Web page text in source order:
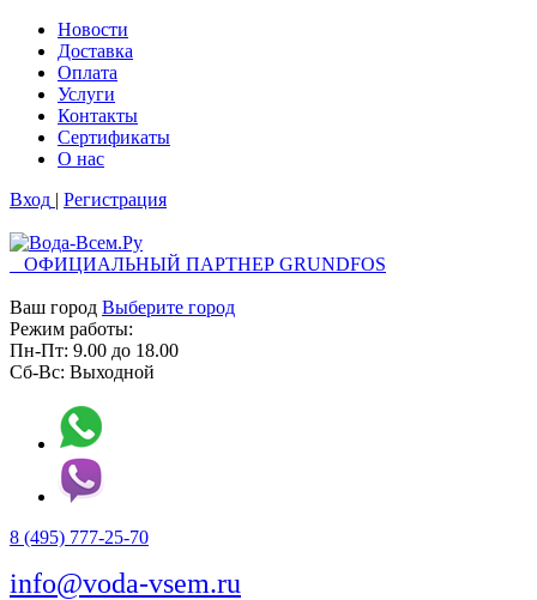
Новости
Доставка
Оплата
Услуги
Контакты
Cертификаты
О нас
Вход | Регистрация
ОФИЦИАЛЬНЫЙ ПАРТНЕР GRUNDFOS
Ваш город Выберите город
Режим работы:
Пн-Пт: 9.00 до 18.00
Сб-Вс: Выходной
8 (495) 777-25-70
info@voda-vsem.ru